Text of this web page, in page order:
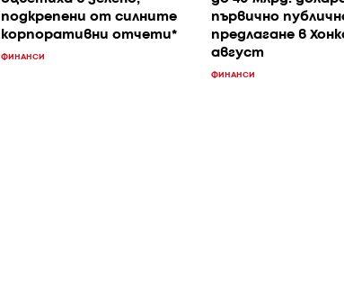
подкрепени от силните
корпоративни отчети*
ФИНАНСИ
първично
предлагане в
август
ФИНАНСИ